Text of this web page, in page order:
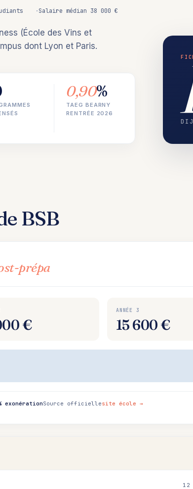
Salaire médian 38 000 €
(École des Vins et
dont Lyon et Paris.
0,90%
TAEG BEARNY
RENTRÉE 2026
BSB
prépa
€
ANNÉE 3
15 600 €
exonérationSource officiellesite école →
12